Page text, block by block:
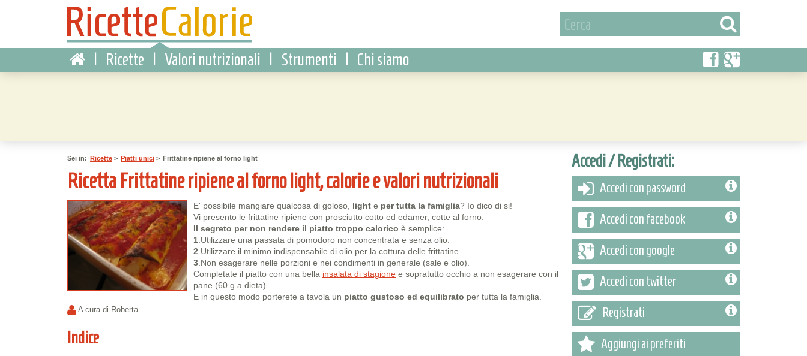
Ricette Valori nutrizionali Strumenti Chi siamo
Sei in: Ricette > Piatti unici > Frittatine ripiene al forno light
Ricetta Frittatine ripiene al forno light, calorie e valori nutrizionali
E' possibile mangiare qualcosa di goloso, light e per tutta la famiglia? Io dico di si!
Vi presento le frittatine ripiene con prosciutto cotto ed edamer, cotte al forno.
Il segreto per non rendere il piatto troppo calorico è semplice:
1.Utilizzare una passata di pomodoro non concentrata e senza olio.
2.Utilizzare il minimo indispensabile di olio per la cottura delle frittatine.
3.Non esagerare nelle porzioni e nei condimenti in generale (sale e olio).
Completate il piatto con una bella insalata di stagione e sopratutto occhio a non esagerare con il
pane (60 g a dieta).
E in questo modo porterete a tavola un piatto gustoso ed equilibrato per tutta la famiglia.
A cura di Roberta
Indice
Accedi / Registrati:
Accedi con password
Accedi con facebook
Accedi con google
Accedi con twitter
Registrati
Aggiungi ai preferiti